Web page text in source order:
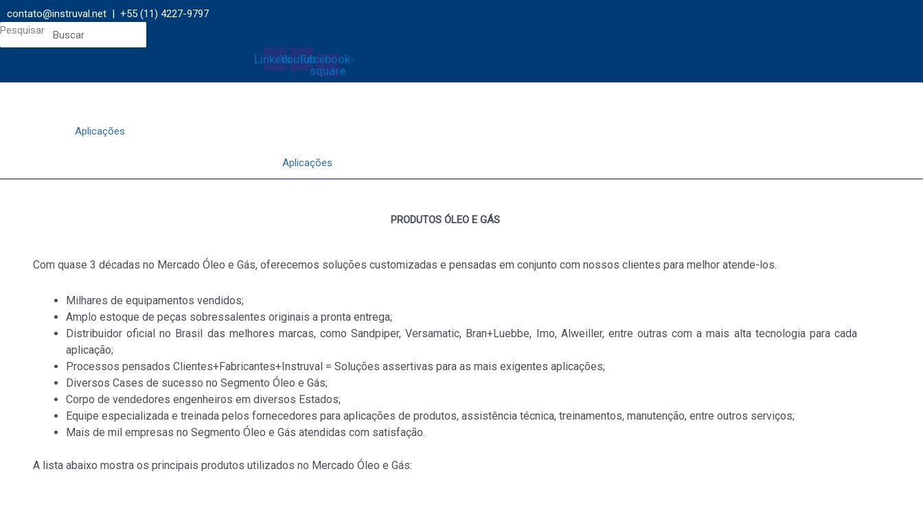
contato@instruval.net | +55 (11) 4227-9797
Pesquisar
LinkedinYoutubeFacebook-
square
Aplicações
Aplicações
PRODUTOS ÓLEO E GÁS
Com quase 3 décadas no Mercado Óleo e Gás, oferecemos soluções customizadas e pensadas em conjunto com nossos clientes para melhor atende-los.
Milhares de equipamentos vendidos;
Amplo estoque de peças sobressalentes originais a pronta entrega;
Distribuidor oficial no Brasil das melhores marcas, como Sandpiper, Versamatic, Bran+Luebbe, Imo, Alweiller, entre outras com a mais alta tecnologia para cada
aplicação;
Processos pensados Clientes+Fabricantes+Instruval = Soluções assertivas para as mais exigentes aplicações;
Diversos Cases de sucesso no Segmento Óleo e Gás;
Corpo de vendedores engenheiros em diversos Estados;
Equipe especializada e treinada pelos fornecedores para aplicações de produtos, assistência técnica, treinamentos, manutenção, entre outros serviços;
Mais de mil empresas no Segmento Óleo e Gás atendidas com satisfação.
A lista abaixo mostra os principais produtos utilizados no Mercado Óleo e Gás: